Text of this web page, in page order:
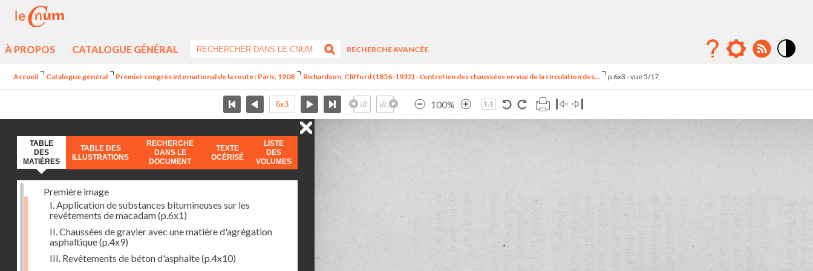
À PROPOS CATALOGUE GÉNÉRAL
RECHERCHE AVANCÉE
Accueil Catalogue général Premier congrès international de la route : Paris, 1908 Richardson, Clifford (1856-1932) - L'entretien des chaussées en vue de la circulation des... p.6x3 - vue 5/17
100%
TABLE
DES
MATIÈRES
TABLE DES
ILLUSTRATIONS
RECHERCHE
DANS LE
DOCUMENT
TEXTE
OCÉRISÉ
LISTE
DES
VOLUMES
Première image
I. Application de substances bitumineuses sur les
revêtements de macadam(p.6x1)
II. Chaussées de gravier avec une matière d'agrégation
asphaltique(p.4x9)
III. Revêtements de béton d'asphalte(p.4x10)